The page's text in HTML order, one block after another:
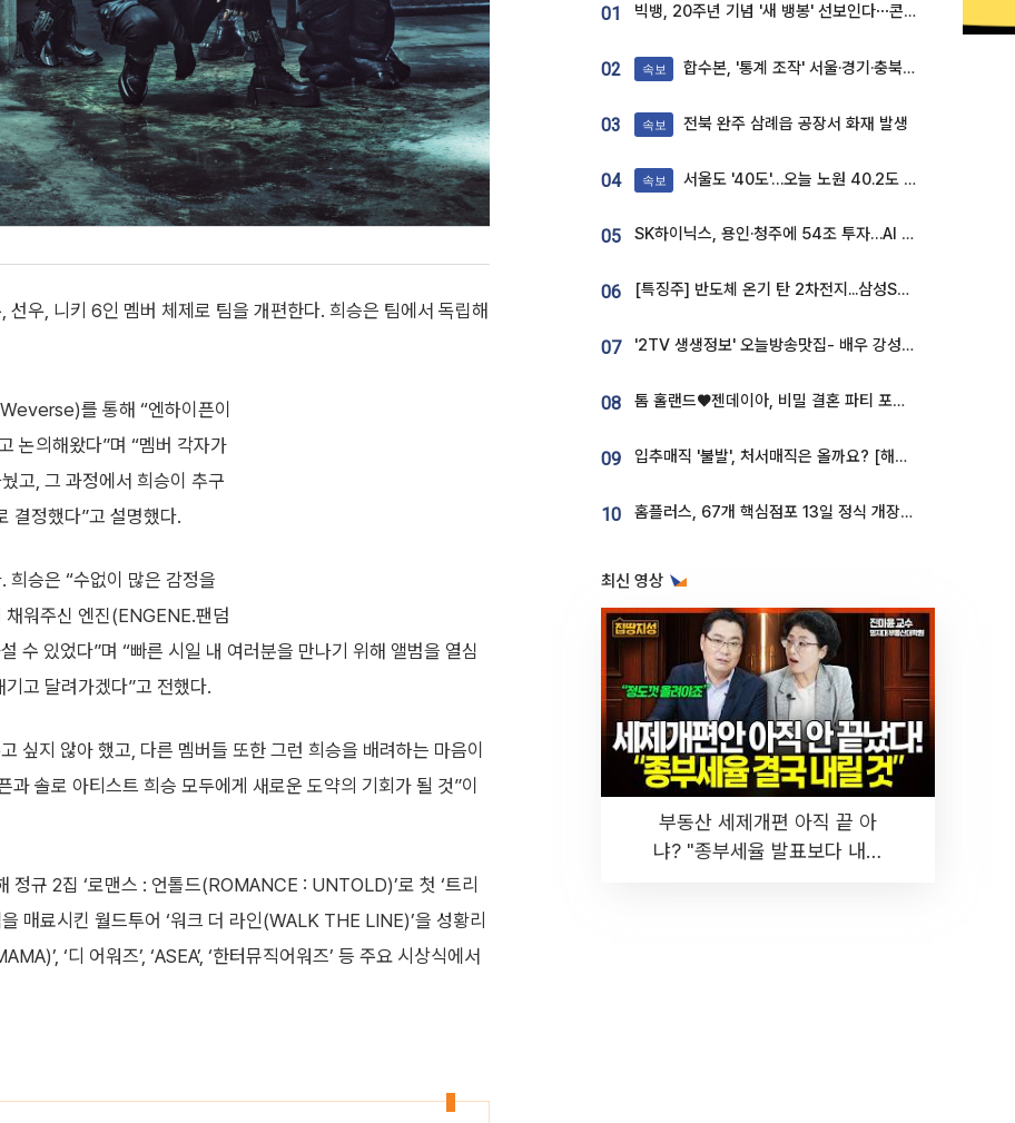
우, 니키 6인 멤버 체제로 팀을 개편한다. 희승은 팀에서 독립해
를 통해 “엔하이픈이
논의해왔다”며 “멤버 각자가
고, 그 과정에서 희승이 추구
결정했다”고 설명했다.
희승은 “수없이 많은 감정을
채워주신 엔진(ENGENE.팬덤
수 있었다”며 “빠른 시일 내 여러분을 만나기 위해 앨범을 열심
고 달려가겠다”고 전했다.
싶지 않아 했고, 다른 멤버들 또한 그런 희승을 배려하는 마음이
솔로 아티스트 희승 모두에게 새로운 도약의 기회가 될 것”이
규 2집 ‘로맨스 : 언톨드(ROMANCE : UNTOLD)’로 첫 ‘트리
매료시킨 월드투어 ‘워크 더 라인(WALK THE LINE)’을 성황리
‘디 어워즈’, ‘ASEA’, ‘한터뮤직어워즈’ 등 주요 시상식에서
01 빅뱅, 20주년 기념 '새 뱅봉' 선보인다⋯콘서트 앞두고 팝업 개최
02 속보 합수본, '통계 조작' 서울·경기·충북 선관위 등 추가 압수수색
03 속보 전북 완주 삼례읍 공장서 화재 발생
04 속보 서울도 '40도'…오늘 노원 40.2도 기록
05 SK하이닉스, 용인·청주에 54조 투자…AI 메모리 생산기지 키운다
06 [특징주] 반도체 온기 탄 2차전지...삼성SDI, 장 초반 7% 넘게 껑충
07 '2TV 생생정보' 오늘방송맛집- 배우 강성진 단골! 쌀국수ㆍ푸팟퐁 커리 맛집 '블○○○'
08 톰 홀랜드♥젠데이아, 비밀 결혼 파티 포착⋯호텔 대관비만 9억
09 입추매직 '불발', 처서매직은 올까요? [해시태그]
10 홈플러스, 67개 핵심점포 13일 정식 개장…영업 재개 속도
최신 영상
부동산 세제개편 아직 끝 아
냐? "종부세율 발표보다 내릴